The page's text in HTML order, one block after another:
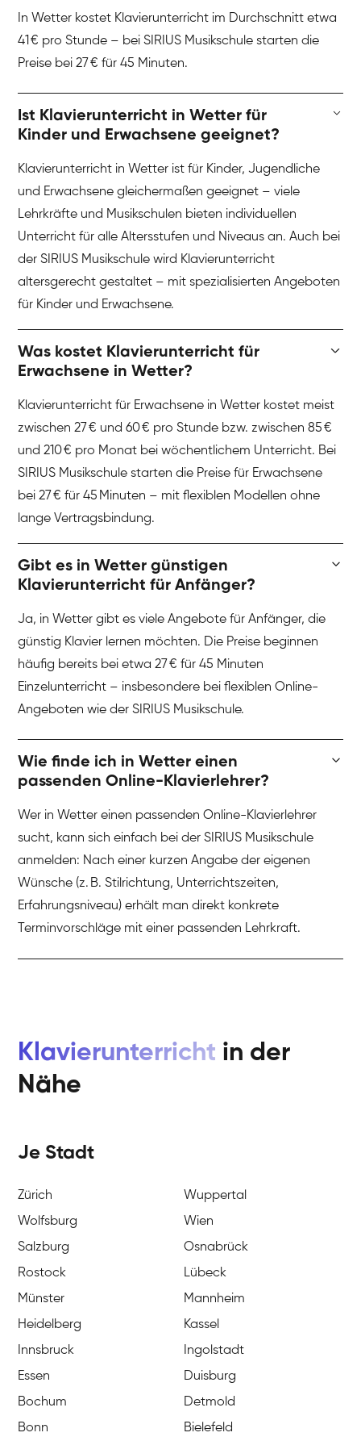
In Wetter kostet Klavierunterricht im Durchschnitt etwa
41 € pro Stunde – bei SIRIUS Musikschule starten die
Preise bei 27 € für 45 Minuten.
Ist Klavierunterricht in Wetter für
Kinder und Erwachsene geeignet?
Klavierunterricht in Wetter ist für Kinder, Jugendliche
und Erwachsene gleichermaßen geeignet – viele
Lehrkräfte und Musikschulen bieten individuellen
Unterricht für alle Altersstufen und Niveaus an. Auch bei
der SIRIUS Musikschule wird Klavierunterricht
altersgerecht gestaltet – mit spezialisierten Angeboten
für Kinder und Erwachsene.
Was kostet Klavierunterricht für
Erwachsene in Wetter?
Klavierunterricht für Erwachsene in Wetter kostet meist
zwischen 27 € und 60 € pro Stunde bzw. zwischen 85 €
und 210 € pro Monat bei wöchentlichem Unterricht. Bei
SIRIUS Musikschule starten die Preise für Erwachsene
bei 27 € für 45 Minuten – mit flexiblen Modellen ohne
lange Vertragsbindung.
Gibt es in Wetter günstigen
Klavierunterricht für Anfänger?
Ja, in Wetter gibt es viele Angebote für Anfänger, die
günstig Klavier lernen möchten. Die Preise beginnen
häufig bereits bei etwa 27 € für 45 Minuten
Einzelunterricht – insbesondere bei flexiblen Online-
Angeboten wie der SIRIUS Musikschule.
Wie finde ich in Wetter einen
passenden Online-Klavierlehrer?
Wer in Wetter einen passenden Online-Klavierlehrer
sucht, kann sich einfach bei der SIRIUS Musikschule
anmelden: Nach einer kurzen Angabe der eigenen
Wünsche (z. B. Stilrichtung, Unterrichtszeiten,
Erfahrungsniveau) erhält man direkt konkrete
Terminvorschläge mit einer passenden Lehrkraft.
Klavierunterricht in der
Nähe
Je Stadt
Zürich
Wuppertal
Wolfsburg
Wien
Salzburg
Osnabrück
Rostock
Lübeck
Münster
Mannheim
Heidelberg
Kassel
Innsbruck
Ingolstadt
Essen
Duisburg
Bochum
Detmold
Bonn
Bielefeld